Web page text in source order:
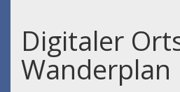
Digitaler
Wanderplan